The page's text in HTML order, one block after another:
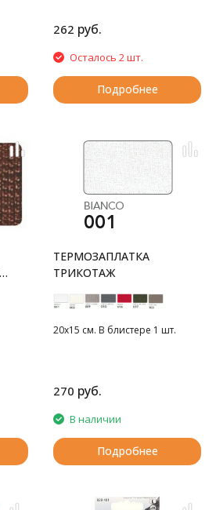
262 руб.
Осталось 2 шт.
Подробнее
ТЕРМОЗАПЛАТКА
ТРИКОТАЖ
20х15 см. В блистере 1 шт.
270 руб.
В наличии
Подробнее